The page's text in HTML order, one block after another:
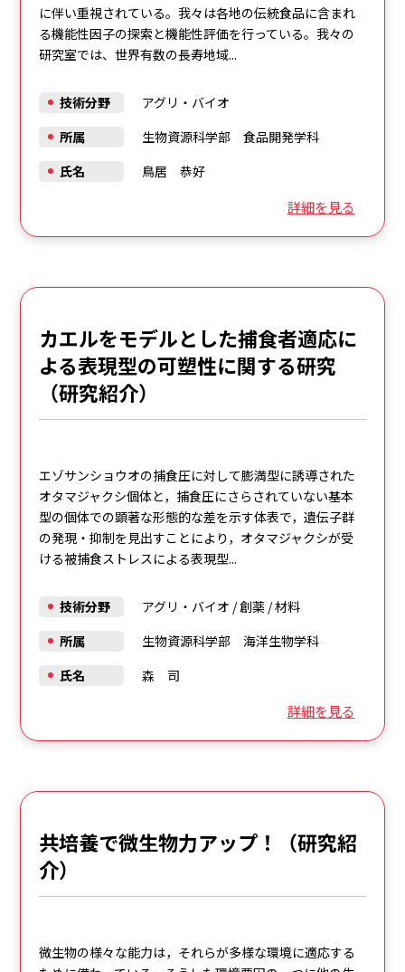
に伴い重視されている。我々は各地の伝統食品に含まれ
る機能性因子の探索と機能性評価を行っている。我々の
研究室では、世界有数の長寿地域...
詳細を見る
技術分野
アグリ・バイオ
所属
生物資源科学部 食品開発学科
氏名
鳥居 恭好
カエルをモデルとした捕食者適応に
よる表現型の可塑性に関する研究
（研究紹介）
エゾサンショウオの捕食圧に対して膨満型に誘導された
オタマジャクシ個体と，捕食圧にさらされていない基本
型の個体での顕著な形態的な差を示す体表で，遺伝子群
の発現・抑制を見出すことにより，オタマジャクシが受
ける被捕食ストレスによる表現型...
詳細を見る
技術分野 アグリ・バイオ /創薬/材料
所属
生物資源科学部 海洋生物学科
氏名
森 司
共培養で微生物力アップ！（研究紹
介）
微生物の様々な能力は，それらが多様な環境に適応する